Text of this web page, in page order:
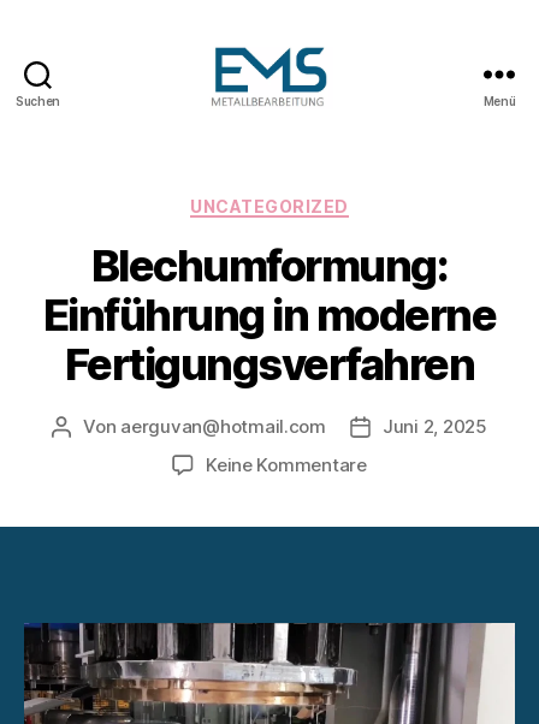
Suchen Menü
Kategorien
UNCATEGORIZED
Blechumformung:
Einführung in moderne
Fertigungsverfahren
Beitragsautor
Von aerguvan@hotmail.com
Juni 2, 2025
Keine Kommentarezu